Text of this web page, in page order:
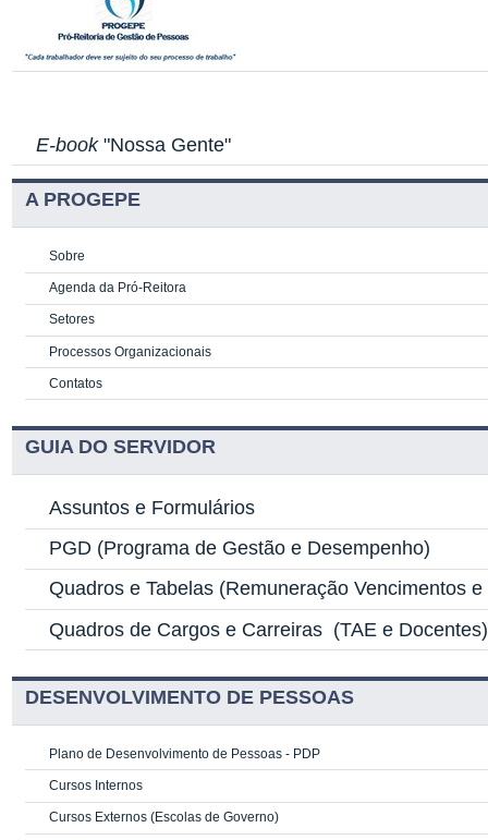
E-book"Nossa Gente"
A PROGEPE
Sobre
Agenda da Pró-Reitora
Setores
Processos Organizacionais
Contatos
GUIA DO SERVIDOR
Assuntos e Formulários
PGD (Programa de Gestão e Desempenho)
Quadros e Tabelas (Remuneração Vencimentos
Quadros de Cargos e Carreiras (TAE e Docentes)
DESENVOLVIMENTO DE PESSOAS
Plano de Desenvolvimento de Pessoas - PDP
Cursos Internos
Cursos Externos (Escolas de Governo)